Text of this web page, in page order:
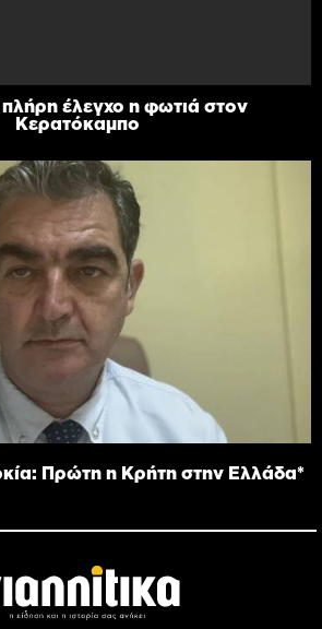
έλεγχο η φωτιά στον
Κερατόκαμπο
Πρώτη η Κρήτη στην Ελλάδα*